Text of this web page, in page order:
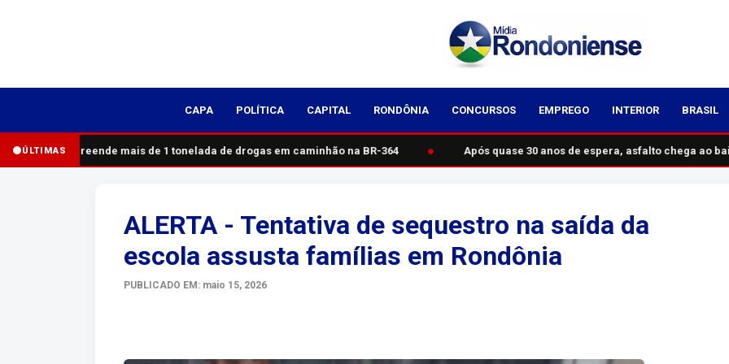
CAPA POLÍTICA CAPITAL RONDÔNIA CONCURSOS EMPREGO INTERIOR BRASIL
ÚLTIMAS
PRF apreende mais de 1 tonelada de drogas em caminhão na BR-364 Após quase 30 anos de espera, asfalto chega ao
ALERTA - Tentativa de sequestro na saída da
escola assusta famílias em Rondônia
PUBLICADO EM: maio 15, 2026